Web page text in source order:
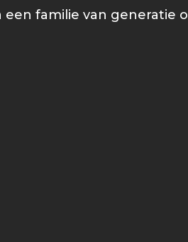
een familie van generatie